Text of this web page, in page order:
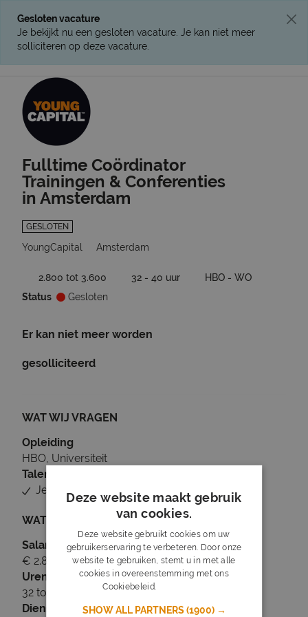
Gesloten vacature
Je bekijkt nu een gesloten vacature. Je kan niet meer
solliciteren op deze vacature.
Fulltime Coördinator
Trainingen & Conferenties
in Amsterdam
GESLOTEN
YoungCapital Amsterdam
2.800 tot 3.600 32 - 40 uur
HBO - WO
Status
Gesloten
Er kan niet meer worden
gesolliciteerd
WAT WIJ VRAGEN
Opleiding
HBO, Universiteit
Talen
Je beheerst Nederlands
WAT WIJ BIEDEN
Salaris
€ 2.800 tot € 3.600
Uren
32 tot 40 uur per week
Dienstverband
Deze website maakt gebruik
van cookies.
Deze website gebruikt cookies om uw
gebruikerservaring te verbeteren. Door onze
website te gebruiken, stemt u in met alle
cookies in overeenstemming met ons
Cookiebeleid.
SHOW ALL PARTNERS(1900) →